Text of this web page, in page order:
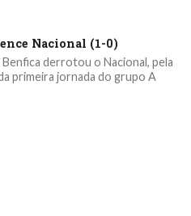
Nacional (1-0)
derrotou o Nacional, pela
primeira jornada do grupo A